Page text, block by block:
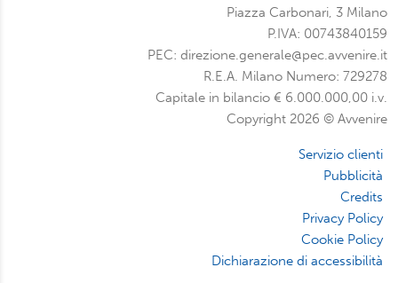
Piazza Carbonari, 3 Milano
P.IVA: 00743840159
PEC: direzione.generale@pec.avvenire.it
R.E.A. Milano Numero: 729278
Capitale in bilancio € 6.000.000,00 i.v.
Copyright 2026 © Avvenire
Servizio clienti
Pubblicità
Credits
Privacy Policy
Cookie Policy
Dichiarazione di accessibilità